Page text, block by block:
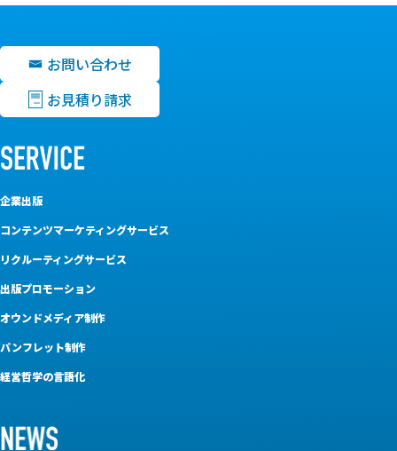
お問い合わせ
お見積り請求
企業出版
コンテンツマーケティングサービス
リクルーティングサービス
出版プロモーション
オウンドメディア制作
パンフレット制作
経営哲学の言語化